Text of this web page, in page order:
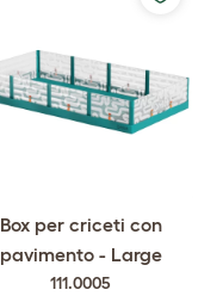
Box per criceti con
pavimento - Large
111.0005